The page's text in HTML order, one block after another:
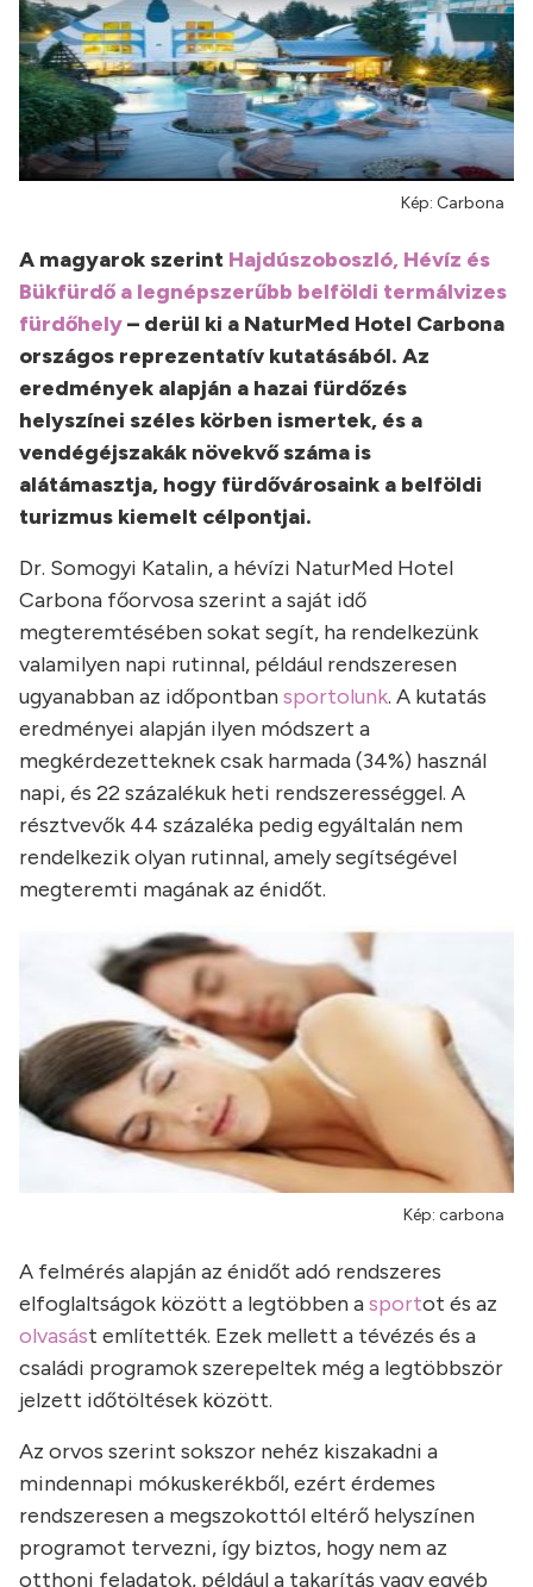
Kép: Carbona
A magyarok szerint Hajdúszoboszló, Hévíz és
Bükfürdő a legnépszerűbb belföldi termálvizes
fürdőhely– derül ki a NaturMed Hotel Carbona
országos reprezentatív kutatásából. Az
eredmények alapján a hazai fürdőzés
helyszínei széles körben ismertek, és a
vendégéjszakák növekvő száma is
alátámasztja, hogy fürdővárosaink a belföldi
turizmus kiemelt célpontjai.
Dr. Somogyi Katalin, a hévízi NaturMed Hotel
Carbona főorvosa szerint a saját idő
megteremtésében sokat segít, ha rendelkezünk
valamilyen napi rutinnal, például rendszeresen
ugyanabban az időpontbansportolunk. A kutatás
eredményei alapján ilyen módszert a
megkérdezetteknek csak harmada (34%) használ
napi, és 22 százalékuk heti rendszerességgel. A
résztvevők 44 százaléka pedig egyáltalán nem
rendelkezik olyan rutinnal, amely segítségével
megteremti magának az énidőt.
Kép: carbona
A felmérés alapján az énidőt adó rendszeres
elfoglaltságok között a legtöbben asportot és az
olvasást említették. Ezek mellett a tévézés és a
családi programok szerepeltek még a legtöbbször
jelzett időtöltések között.
Az orvos szerint sokszor nehéz kiszakadni a
mindennapi mókuskerékből, ezért érdemes
rendszeresen a megszokottól eltérő helyszínen
programot tervezni, így biztos, hogy nem az
otthoni feladatok, például a takarítás vagy egyéb